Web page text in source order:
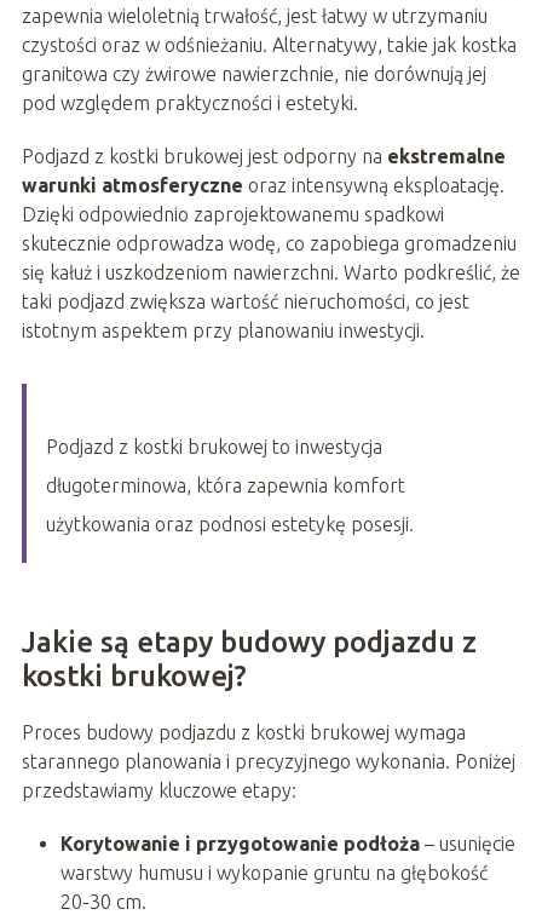
zapewnia wieloletnią trwałość, jest łatwy w utrzymaniu
czystości oraz w odśnieżaniu. Alternatywy, takie jak kostka
granitowa czy żwirowe nawierzchnie, nie dorównują jej
pod względem praktyczności i estetyki.
Podjazd z kostki brukowej jest odporny na ekstremalne
warunki atmosferyczne oraz intensywną eksploatację.
Dzięki odpowiednio zaprojektowanemu spadkowi
skutecznie odprowadza wodę, co zapobiega gromadzeniu
się kałuż i uszkodzeniom nawierzchni. Warto podkreślić, że
taki podjazd zwiększa wartość nieruchomości, co jest
istotnym aspektem przy planowaniu inwestycji.
Podjazd z kostki brukowej to inwestycja
długoterminowa, która zapewnia komfort
użytkowania oraz podnosi estetykę posesji.
Jakie są etapy budowy podjazdu z
kostki brukowej?
Proces budowy podjazdu z kostki brukowej wymaga
starannego planowania i precyzyjnego wykonania. Poniżej
przedstawiamy kluczowe etapy:
Korytowanie i przygotowanie podłoża– usunięcie
warstwy humusu i wykopanie gruntu na głębokość
20-30 cm.